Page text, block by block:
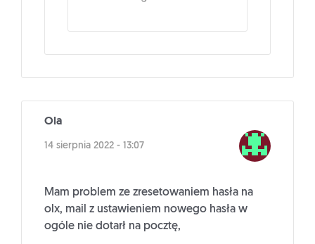
Ola
14 sierpnia 2022 - 13:07
Mam problem ze zresetowaniem hasła na
olx, mail z ustawieniem nowego hasła w
ogóle nie dotarł na pocztę,